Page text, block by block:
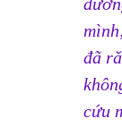
đã
cứu